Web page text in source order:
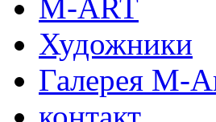
M-ART
Художники
Галерея M-